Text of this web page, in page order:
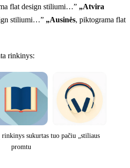
flat design stiliumi…” „Atvira
stiliumi…” „Ausinės, piktograma flat
rinkinys:
sukurtas tuo pačiu „stiliaus
promtu